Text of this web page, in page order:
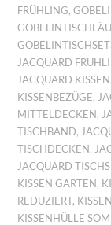
FRÜHLING,
JACQUARD
JACQUARD KISSEN
KISSENBEZÜGE,
MITTELDECKEN ,
TISCHBAND,
TISCHDECKEN ,
JACQUARD
KISSEN GARTEN ,
REDUZIERT,
KISSENHÜLLE